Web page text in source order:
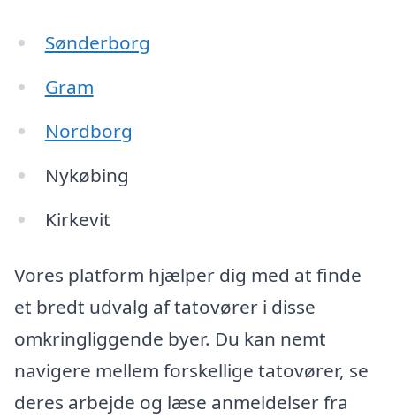
Sønderborg
Gram
Nordborg
Nykøbing
Kirkevit
Vores platform hjælper dig med at finde
et bredt udvalg af tatovører i disse
omkringliggende byer. Du kan nemt
navigere mellem forskellige tatovører, se
deres arbejde og læse anmeldelser fra